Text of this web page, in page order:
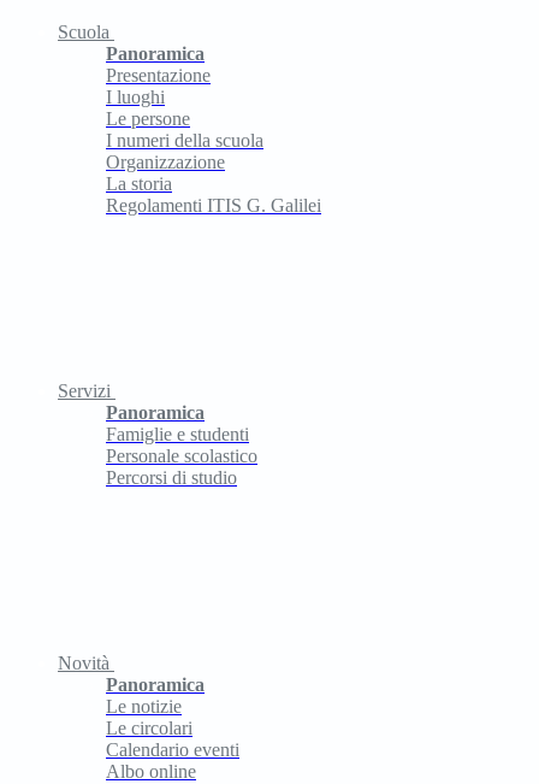
Scuola
Panoramica
Presentazione
I luoghi
Le persone
I numeri della scuola
Organizzazione
La storia
Regolamenti ITIS G. Galilei
Servizi
Panoramica
Famiglie e studenti
Personale scolastico
Percorsi di studio
Novità
Panoramica
Le notizie
Le circolari
Calendario eventi
Albo online